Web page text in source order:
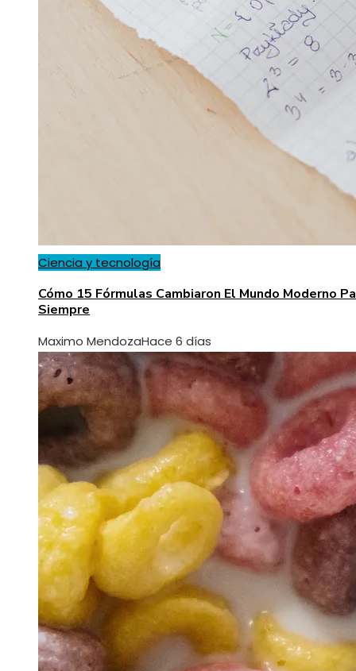
Ciencia y tecnología
Cómo 15 Fórmulas Cambiaron El Mundo Moderno
Siempre
Maximo MendozaHace 6 días